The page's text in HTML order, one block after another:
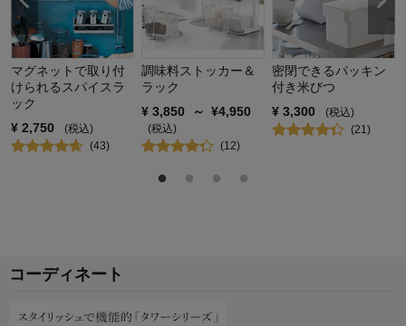
マグネットで取り付
けられるスパイスラ
ック
¥ 2,750
(税込)
(43)
調味料ストッカー＆
ラック
¥ 3,850 ～ ¥4,950
(税込)
(12)
密閉できるパッキン
付き米びつ
¥ 3,300
(税込)
(21 )
コーディネート